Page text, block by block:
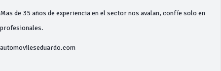
Mas de 35 años de experiencia en el sector nos avalan, confíe solo en
profesionales.
automovileseduardo.com